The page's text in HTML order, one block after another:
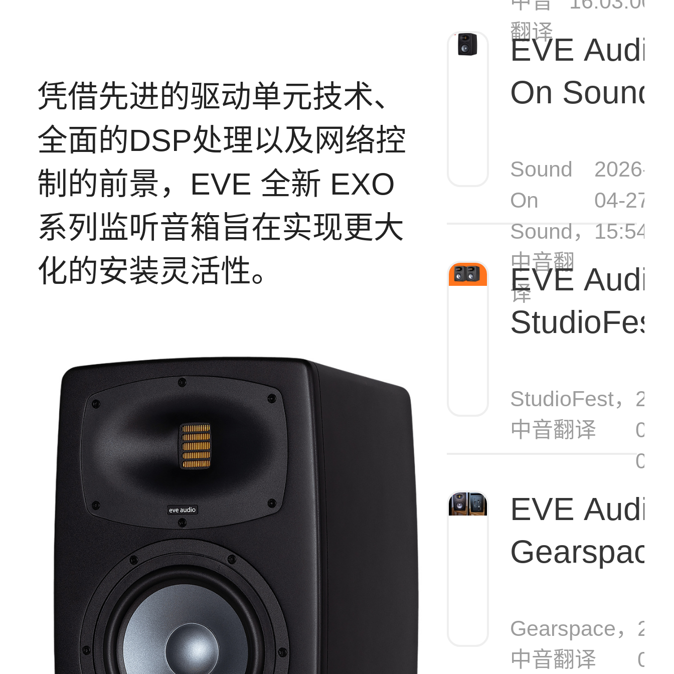
凭借先进的驱动单元技术、
全面的DSP处理以及网络控
制的前景，EVE 全新 EXO
系列监听音箱旨在实现更大
化的安装灵活性。
翻译
EVE
On Sound
Sound
On
Sound，
中音翻
译
2026-
04-27
EVE
StudioFest，
中音翻译
04-
EVE
Gearspace，
中音翻译
04-